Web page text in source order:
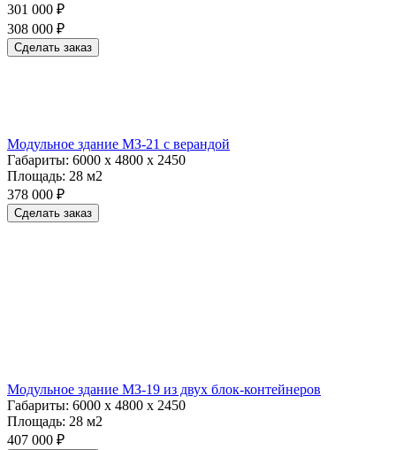
301 000 ₽
308 000 ₽
Сделать заказ
Модульное здание МЗ-21 с верандой
Габариты: 6000 х 4800 х 2450
Площадь: 28 м2
378 000 ₽
Сделать заказ
Модульное здание МЗ-19 из двух блок-контейнеров
Габариты: 6000 х 4800 х 2450
Площадь: 28 м2
407 000 ₽